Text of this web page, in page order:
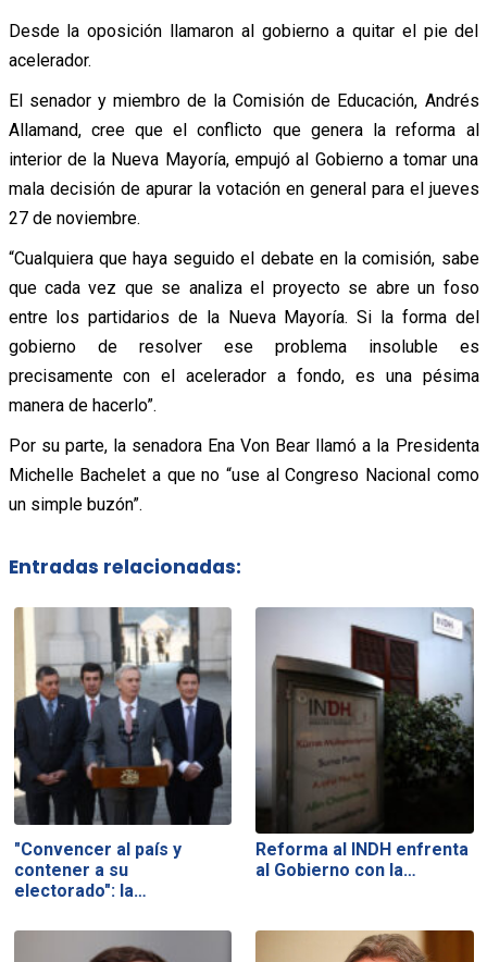
Desde la oposición llamaron al gobierno a quitar el pie del
acelerador.
El senador y miembro de la Comisión de Educación, Andrés
Allamand, cree que el conflicto que genera la reforma al
interior de la Nueva Mayoría, empujó al Gobierno a tomar una
mala decisión de apurar la votación en general para el jueves
27 de noviembre.
“Cualquiera que haya seguido el debate en la comisión, sabe
que cada vez que se analiza el proyecto se abre un foso
entre los partidarios de la Nueva Mayoría. Si la forma del
gobierno de resolver ese problema insoluble es
precisamente con el acelerador a fondo, es una pésima
manera de hacerlo”.
Por su parte, la senadora Ena Von Bear llamó a la Presidenta
Michelle Bachelet a que no “use al Congreso Nacional como
un simple buzón”.
Entradas relacionadas:
"Convencer al país y
contener a su
electorado": la…
Reforma al INDH enfrenta
al Gobierno con la…